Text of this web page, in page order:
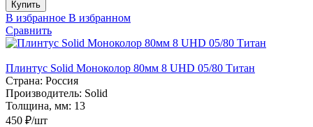
Купить
В избранное В избранном
Сравнить
Плинтус Solid Моноколор 80мм 8 UHD 05/80 Титан
Страна: Россия
Производитель: Solid
Толщина, мм: 13
450 ₽/шт